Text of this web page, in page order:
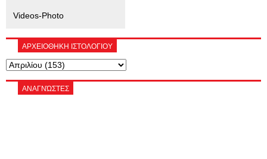
Videos-Photo
ΑΡΧΕΙΟΘΗΚΗ ΙΣΤΟΛΟΓΙΟΥ
ΑΝΑΓΝΏΣΤΕΣ